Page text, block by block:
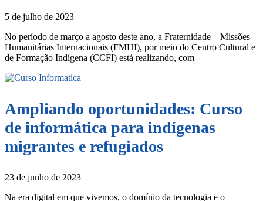
5 de julho de 2023
No período de março a agosto deste ano, a Fraternidade – Missões
Humanitárias Internacionais (FMHI), por meio do Centro Cultural e
de Formação Indígena (CCFI) está realizando, com
Ampliando oportunidades: Curso
de informática para indígenas
migrantes e refugiados
23 de junho de 2023
Na era digital em que vivemos, o domínio da tecnologia e o